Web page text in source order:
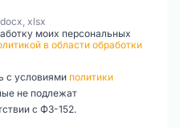
xlsx
моих персональных
в области обработки
с условиями политики
не подлежат
с ФЗ-152.